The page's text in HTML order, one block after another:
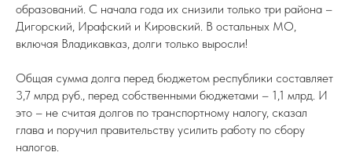
образований. С начала года их снизили только три района –
Дигорский, Ирафский и Кировский. В остальных МО,
включая Владикавказ, долги только выросли!
Общая сумма долга перед бюджетом республики составляет
3,7 млрд руб., перед собственными бюджетами – 1,1 млрд. И
это – не считая долгов по транспортному налогу, сказал
глава и поручил правительству усилить работу по сбору
налогов.